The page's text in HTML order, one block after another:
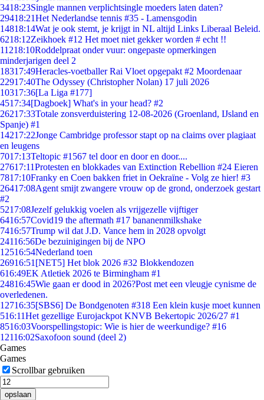
3418:23Single mannen verplichtsingle moeders laten daten?
29418:21Het Nederlandse tennis #35 - Lamensgodin
14818:14Wat je ook stemt, je krijgt in NL altijd Links Liberaal Beleid.
6218:12Zeikhoek #12 Het moet niet gekker worden # echt !!
11218:10Roddelpraat onder vuur: ongepaste opmerkingen
minderjarigen deel 2
18317:49Heracles-voetballer Rai Vloet opgepakt #2 Moordenaar
22917:40The Odyssey (Christopher Nolan) 17 juli 2026
10317:36[La Liga #177]
4517:34[Dagboek] What's in your head? #2
26217:33Totale zonsverduistering 12-08-2026 (Groenland, IJsland en
Spanje) #1
14217:22Jonge Cambridge professor stapt op na claims over plagiaat
en leugens
7017:13Teltopic #1567 tel door en door en door....
27617:11Protesten en blokkades van Extinction Rebellion #24 Eieren
7817:10Franky en Coen bakken friet in Oekraïne - Volg ze hier! #3
26417:08Agent smijt zwangere vrouw op de grond, onderzoek gestart
#2
5217:08Jezelf gelukkig voelen als vrijgezelle vijftiger
6416:57Covid19 the aftermath #17 bananenmilkshake
7416:57Trump wil dat J.D. Vance hem in 2028 opvolgt
24116:56De bezuinigingen bij de NPO
12516:54Nederland toen
26916:51 [NET5] Het blok 2026 #32 Blokkendozen
616:49EK Atletiek 2026 te Birmingham #1
24816:45Wie gaan er dood in 2026?Post met een vleugje cynisme de
overledenen.
12716:35[SBS6] De Bondgenoten #318 Een klein kusje moet kunnen
516:11Het gezellige Eurojackpot KNVB Bekertopic 2026/27 #1
8516:03Voorspellingstopic: Wie is hier de weerkundige? #16
12116:02Saxofoon sound (deel 2)
Games
Games
Scrollbar gebruiken
opslaan